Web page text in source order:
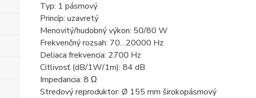
Typ: 1 pásmový
Princíp: uzavretý
Menovitý/hudobný výkon: 50/80 W
Frekvenčný rozsah: 70…20000 Hz
Deliaca frekvencia: 2700 Hz
Citlivosť (dB/1W/1m): 84 dB
Impedancia: 8 Ω
Stredový reproduktor: Ø 155 mm širokopásmový